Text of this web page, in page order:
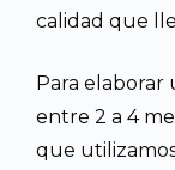
calidad que
Para elaborar
entre 2 a 4
que